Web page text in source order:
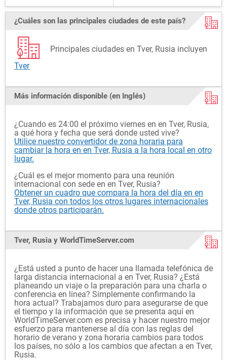
¿Cuáles son las principales ciudades de este país?
Principales ciudades en Tver, Rusia incluyen
Tver
Más información disponible (en Inglés)
¿Cuando es 24:00 el próximo viernes en en Tver, Rusia,
a qué hora y fecha que será donde usted vive?
Utilice nuestro convertidor de zona horaria para
cambiar la hora en en Tver, Rusia a la hora local en otro
lugar.
¿Cuál es el mejor momento para una reunión
internacional con sede en en Tver, Rusia?
Obtener un cuadro que compara la hora del día en en
Tver, Rusia con todos los otros lugares internacionales
donde otros participarán.
Tver, Rusia y WorldTimeServer.com
¿Está usted a punto de hacer una llamada telefónica de
larga distancia internacional a en Tver, Rusia? ¿Está
planeando un viaje o la preparación para una charla o
conferencia en línea? Simplemente confirmando la
hora actual? Trabajamos duro para asegurarse de que
el tiempo y la información que se presenta aquí en
WorldTimeServer.com es precisa y hacer nuestro mejor
esfuerzo para mantenerse al día con las reglas del
horario de verano y zona horaria cambios para todos
los países, no sólo a los cambios que afectan a en Tver,
Rusia.